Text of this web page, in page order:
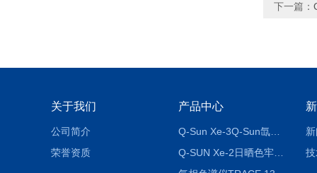
下一篇：
关于我们
公司简介
荣誉资质
产品中心
Q-Sun Xe-3Q-Sun氙灯老化箱
Q-SUN Xe-2日晒色牢度试验机_Q-SUN氙灯老化试验箱